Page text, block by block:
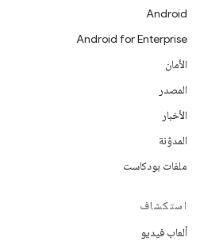
Android
Android for Enterprise
الأمان
المصدر
الأخبار
المدوّنة
ملفات بودكاست
استكشاف
ألعاب فيديو